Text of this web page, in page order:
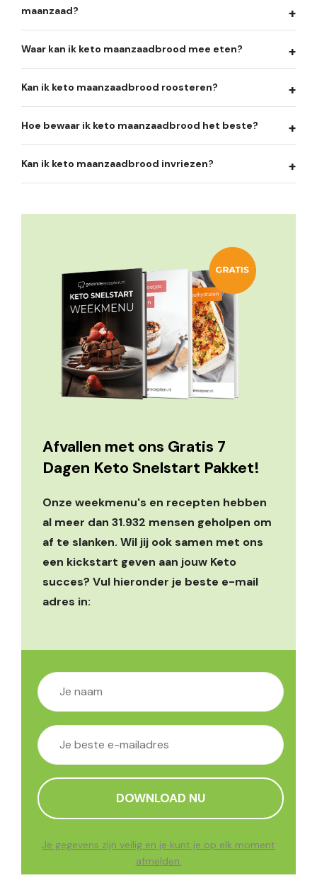
maanzaad?
Waar kan ik keto maanzaadbrood mee eten?
Kan ik keto maanzaadbrood roosteren?
Hoe bewaar ik keto maanzaadbrood het beste?
Kan ik keto maanzaadbrood invriezen?
Afvallen met ons Gratis 7
Dagen Keto Snelstart Pakket!
Onze weekmenu's en recepten hebben
al meer dan 31.932 mensen geholpen om
af te slanken. Wil jij ook samen met ons
een kickstart geven aan jouw Keto
succes? Vul hieronder je beste e-mail
adres in:
Je gegevens zijn veilig en je kunt je op elk moment
afmelden.